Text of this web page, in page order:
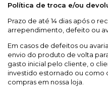
Política de troca e/ou
Prazo de até 14 dias após o
arrependimento, defeito ou
Em casos de defeitos ou
envio do produto de volta
gasto inicial pelo cliente, o
investido estornado ou como
compras em nossa loja.